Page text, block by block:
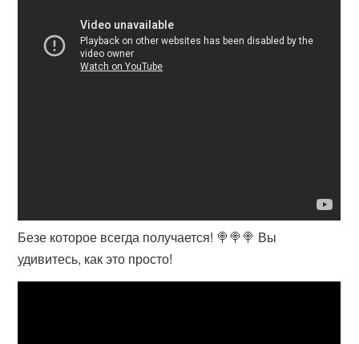
Безе которое всегда получается! 🍭🍭🍭 Вы
удивитесь, как это просто!